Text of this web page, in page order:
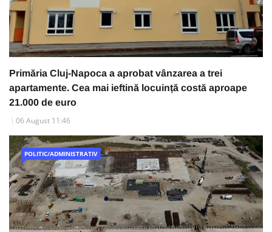
Primăria Cluj-Napoca a aprobat vânzarea a trei
apartamente. Cea mai ieftină locuință costă aproape
21.000 de euro
06 August 11:46
POLITIC/ADMINISTRATIV